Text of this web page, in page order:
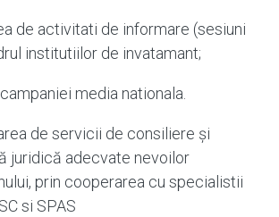
de activitati de informare (sesiuni
institutiilor de invatamant;
media nationala.
de servicii de consiliere și
juridică adecvate nevoilor
prin cooperarea cu specialistii
si SPAS